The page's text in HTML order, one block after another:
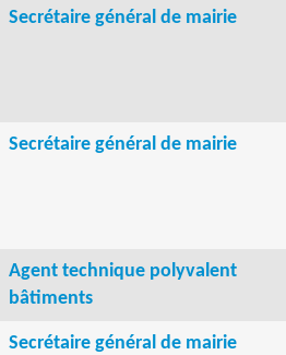
Secrétaire général de mairie
Secrétaire général de mairie
Agent technique polyvalent
bâtiments
Secrétaire général de mairie